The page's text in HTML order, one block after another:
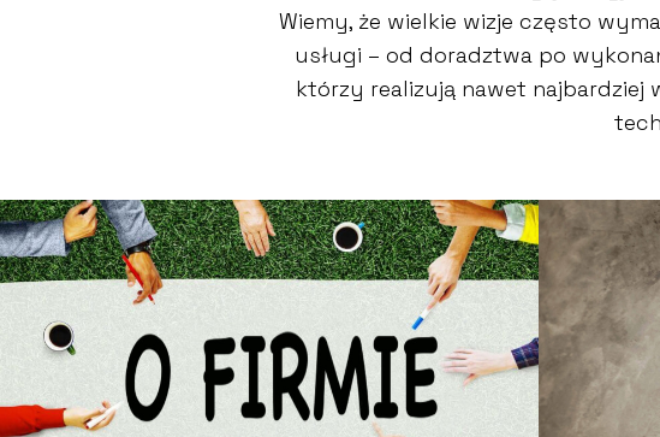
Wiemy, że wielkie wizje często
usługi – od doradztwa po
którzy realizują nawet najbardziej